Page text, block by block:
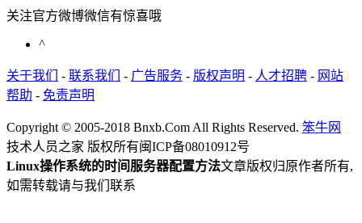
关注官方微博微信有惊喜哦
^
关于我们 - 联系我们 - 广告服务 - 版权声明 - 人才招聘 - 网站
帮助 - 免责声明
Copyright © 2005-2018 Bnxb.Com All Rights Reserved. 笨牛网
技术人员之家 版权所有闽ICP备08010912号
Linux操作系统的时间服务器配置方法文章版权归原作者所有,
如需转载请与我们联系